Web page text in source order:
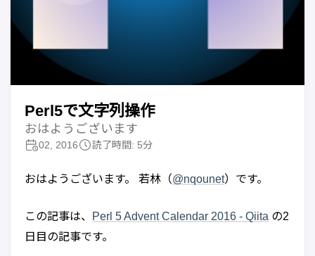
Perl5で文字列操作
おはようございます
02, 2016 読了時間: 5分
おはようございます。 若林（@nqounet）です。
この記事は、 Perl 5 Advent Calendar 2016 - Qiita の2
日目の記事です。